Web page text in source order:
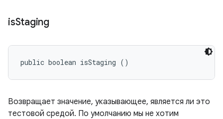
isStaging
public boolean isStaging ()
Возвращает значение, указывающее, является ли это
тестовой средой. По умолчанию мы не хотим